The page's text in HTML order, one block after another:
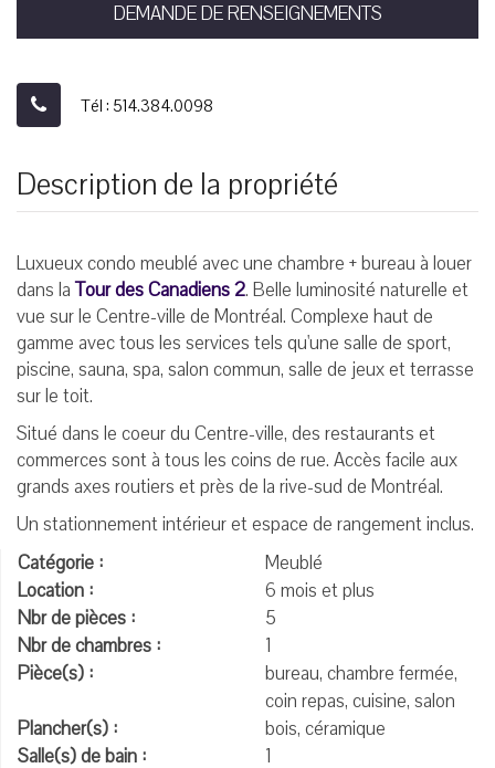
DEMANDE DE RENSEIGNEMENTS
Tél : 514.384.0098
Description de la propriété
Luxueux condo meublé avec une chambre + bureau à louer
dans laTour des Canadiens 2. Belle luminosité naturelle et
vue sur le Centre-ville de Montréal. Complexe haut de
gamme avec tous les services tels qu'une salle de sport,
piscine, sauna, spa, salon commun, salle de jeux et terrasse
sur le toit.
Situé dans le coeur du Centre-ville, des restaurants et
commerces sont à tous les coins de rue. Accès facile aux
grands axes routiers et près de la rive-sud de Montréal.
Un stationnement intérieur et espace de rangement inclus.
Catégorie :
Meublé
Location :
6 mois et plus
Nbr de pièces :
5
Nbr de chambres :
1
Pièce(s) :
bureau, chambre fermée,
coin repas, cuisine, salon
Plancher(s) :
bois, céramique
Salle(s) de bain :
1